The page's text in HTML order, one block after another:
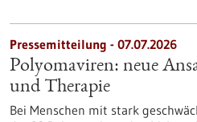
Pressemitteilung - 07.07.2026
Polyomaviren: neue
und Therapie
Bei Menschen mit stark